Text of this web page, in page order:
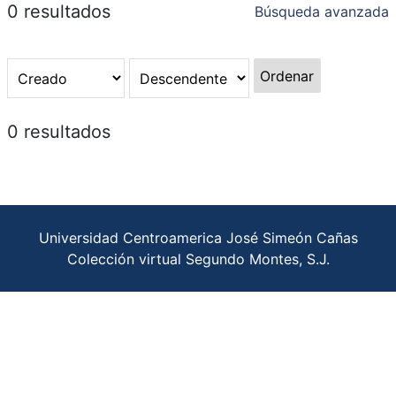
0 resultados Búsqueda avanzada
Ordenar
0 resultados
Universidad Centroamerica José Simeón Cañas
Colección virtual Segundo Montes, S.J.